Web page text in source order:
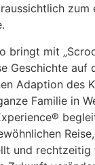
zum
bringt mit
Geschichte auf
Adaption des
Familie in
und rechtzeitig